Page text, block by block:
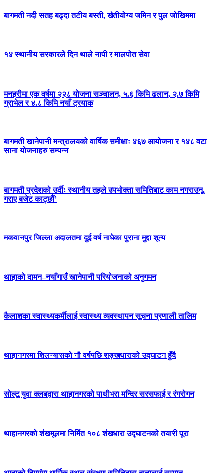
बागमती नदी सतह बढ्दा तटीय बस्ती, खेतीयोग्य जमिन र पुल जोखिममा
१४ स्थानीय सरकारले दिन थाले नापी र मालपोत सेवा
मनहरीमा एक वर्षमा २२८ योजना सञ्चालन, ५.६ किमि ढलान, २.७ किमि
ग्राभेल र ४.८ किमि नयाँ ट्रयाक
बागमती खानेपानी मन्त्रालयको वार्षिक समीक्षाः ४६७ आयोजना र १४८ वटा
साना योजनाहरु सम्पन्न
बागमती प्रदेशको उर्दीः स्थानीय तहले उपभोक्ता समितिबाट काम नगराउनू,
गराए बजेट काट्छौं’
मकवानपुर जिल्ला अदालतमा दुई वर्ष नाघेका पुराना मुद्दा शून्य
थाहाको दामन–नयाँगाउँ खानेपानी परियोजनाको अनुगमन
कैलाशका स्वास्थ्यकर्मीलाई स्वास्थ्य व्यवस्थापन सूचना प्रणाली तालिम
थाहानगरमा शिलन्यासको नौ वर्षपछि शङ्खधाराको उद्घाटन हुँदै
सोल्टू युवा क्लबद्वारा थाहानगरको पाथीभरा मन्दिर सरसफाई र रंगरोगन
थाहानगरको शंखमूलमा निर्मित १०८ शंखधारा उद्घाटनको तयारी पूरा